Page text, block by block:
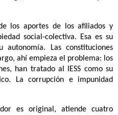
los aportes de los afiliados y
social-colectiva. Esa es su
autonomía. Las constituciones
ahí empieza el problema: los
han tratado al IESS como su
La corrupción e impunidad
es original, atiende cuatro